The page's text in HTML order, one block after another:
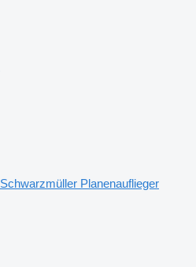
Schwarzmüller Planenauflieger